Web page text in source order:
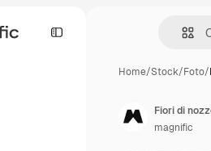
Home/Stock/Foto/
Fiori di
magnific